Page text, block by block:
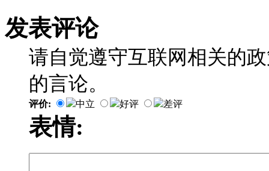
发表评论
请自觉遵守互联网相关的
的言论。
评价: 中立 好评 差评
表情: